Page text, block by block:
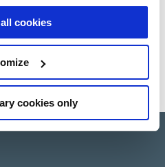
cookies
cookies only
relacionadas en nuestra
.